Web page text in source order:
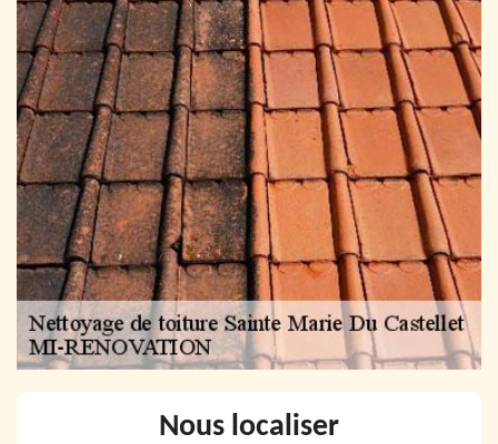
Nous localiser